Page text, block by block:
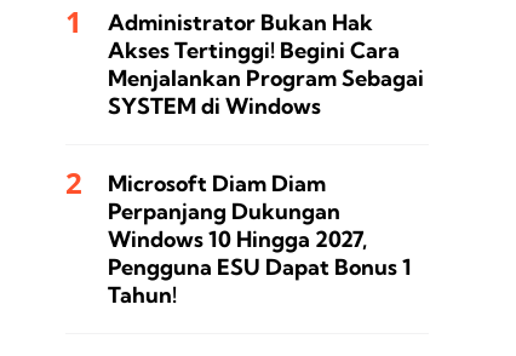
Administrator Bukan Hak
Akses Tertinggi! Begini Cara
Menjalankan Program Sebagai
SYSTEM di Windows
Microsoft Diam Diam
Perpanjang Dukungan
Windows 10 Hingga 2027,
Pengguna ESU Dapat Bonus 1
Tahun!